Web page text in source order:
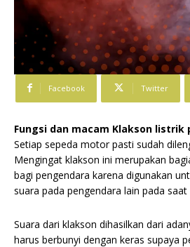
Facebook Twitter
Fungsi dan macam Klakson listrik
Setiap sepeda motor pasti sudah
Mengingat klakson ini merupakan
bagi pengendara karena digunakan
suara pada pengendara lain pada
Suara dari klakson dihasilkan dari
harus berbunyi dengan keras supaya